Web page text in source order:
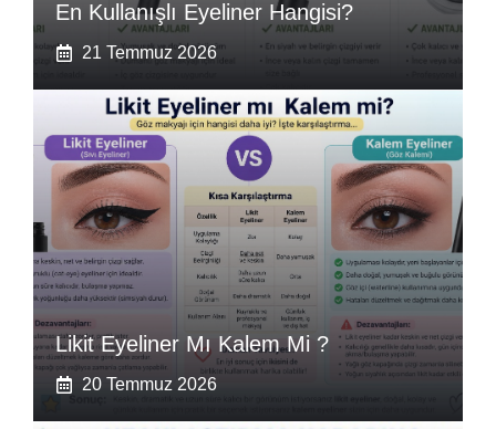
En Kullanışlı Eyeliner Hangisi?
21 Temmuz 2026
Likit Eyeliner Mı Kalem Mi ?
20 Temmuz 2026